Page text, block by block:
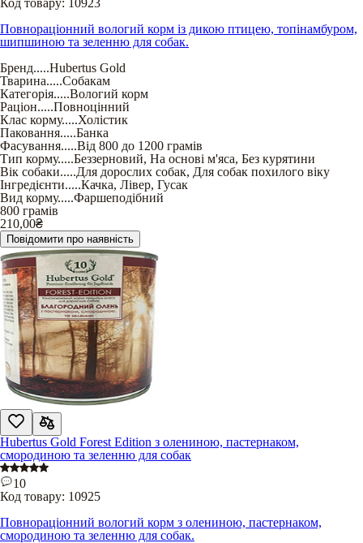
Повнораціонний вологий корм із дикою птицею, топінамбуром,
шипшиною та зеленню для собак.
Бренд.....Hubertus Gold
Тварина.....Собакам
Категорія.....Вологий корм
Раціон.....Повноцінний
Клас корму.....Холістик
Паковання.....Банка
Фасування.....Від 800 до 1200 грамів
Тип корму.....Беззерновий, На основі м'яса, Без курятини
Вік собаки.....Для дорослих собак, Для собак похилого віку
Інгредієнти.....Качка, Лівер, Гусак
Вид корму.....Фаршеподібний
800 грамів
210,00₴
Повідомити про наявність
Hubertus Gold Forest Edition з олениною, пастернаком,
смородиною та зеленню для собак
10
Код товару: 10925
Повнораціонний вологий корм з олениною, пастернаком,
смородиною та зеленню для собак.